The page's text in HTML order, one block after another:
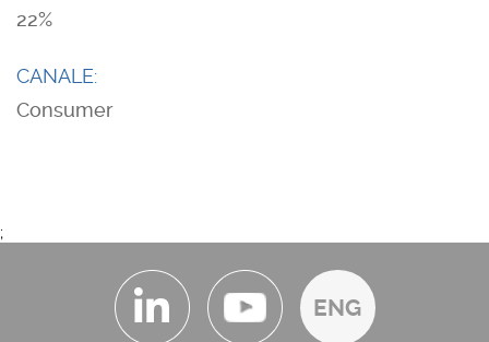
22
CANALE:
Consumer
;
ENG